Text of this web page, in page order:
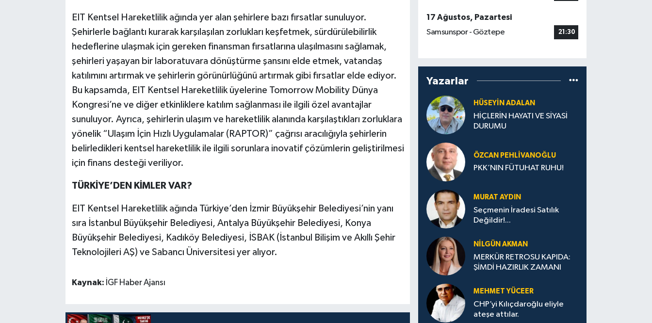
EIT Kentsel Hareketlilik ağında yer alan şehirlere bazı fırsatlar sunuluyor.
Şehirlerle bağlantı kurarak karşılaşılan zorlukları keşfetmek, sürdürülebilirlik
hedeflerine ulaşmak için gereken finansman fırsatlarına ulaşılmasını sağlamak,
şehirleri yaşayan bir laboratuvara dönüştürme şansını elde etmek, vatandaş
katılımını artırmak ve şehirlerin görünürlüğünü artırmak gibi fırsatlar elde ediyor.
Bu kapsamda, EIT Kentsel Hareketlilik üyelerine Tomorrow Mobility Dünya
Kongresi’ne ve diğer etkinliklere katılım sağlanması ile ilgili özel avantajlar
sunuluyor. Ayrıca, şehirlerin ulaşım ve hareketlilik alanında karşılaştıkları zorluklara
yönelik “Ulaşım İçin Hızlı Uygulamalar (RAPTOR)” çağrısı aracılığıyla şehirlerin
belirledikleri kentsel hareketlilik ile ilgili sorunlara inovatif çözümlerin geliştirilmesi
için finans desteği veriliyor.
TÜRKİYE’DEN KİMLER VAR?
EIT Kentsel Hareketlilik ağında Türkiye’den İzmir Büyükşehir Belediyesi’nin yanı
sıra İstanbul Büyükşehir Belediyesi, Antalya Büyükşehir Belediyesi, Konya
Büyükşehir Belediyesi, Kadıköy Belediyesi, İSBAK (İstanbul Bilişim ve Akıllı Şehir
Teknolojileri AŞ) ve Sabancı Üniversitesi yer alıyor.
Kaynak: İGF Haber Ajansı
17 Ağustos, Pazartesi
Samsunspor - Göztepe
21:30
Yazarlar
HÜSEYIN ADALAN
HİÇLERİN HAYATI VE SİYASİ
DURUMU
ÖZCAN PEHLIVANOĞLU
PKK’NIN FÜTUHAT RUHU!
MURAT AYDIN
Seçmenin İradesi Satılık
Değildir!...
NILGÜN AKMAN
MERKÜR RETROSU KAPIDA:
ŞİMDİ HAZIRLIK ZAMANI
MEHMET YÜCEER
CHP’yi Kılıçdaroğlu eliyle
ateşe attılar.